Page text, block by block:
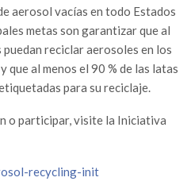
aerosol vacías en todo Estados
metas son garantizar que al
reciclar aerosoles en los
al menos el 90 % de las latas
para su reciclaje.
o participar, visite la Iniciativa
recycling-init